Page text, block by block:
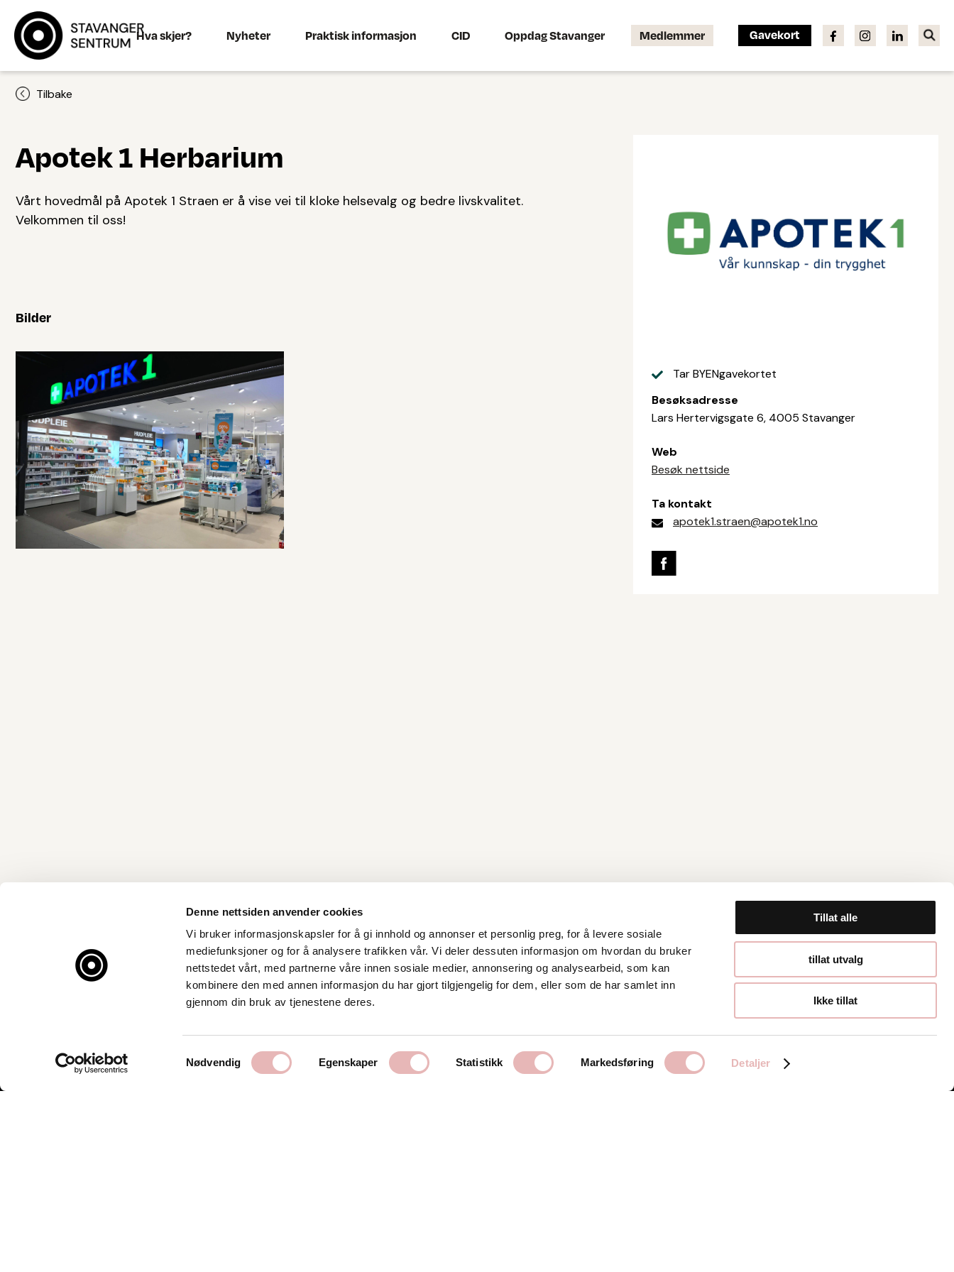
Denne nettsiden anvender cookies
Vi bruker informasjonskapsler for å gi innhold og annonser et personlig preg, for å levere sosiale
mediefunksjoner og for å analysere trafikken vår. Vi deler dessuten informasjon om hvordan du bruker
nettstedet vårt, med partnerne våre innen sosiale medier, annonsering og analysearbeid, som kan
kombinere den med annen informasjon du har gjort tilgjengelig for dem, eller som de har samlet inn
gjennom din bruk av tjenestene deres.
Samtykkevalg
Nødvendig Egenskaper Statistikk Markedsføring Detaljer
Tillat alle
tillat utvalg
Ikke tillat
Hva skjer? Nyheter Praktisk informasjon CID Oppdag Stavanger Medlemmer Gavekort
Tilbake
Apotek 1 Herbarium
Vårt hovedmål på Apotek 1 Straen er å vise vei til kloke helsevalg og bedre livskvalitet.
Velkommen til oss!
Bilder
Tar BYENgavekortet
Besøksadresse
Lars Hertervigsgate 6, 4005 Stavanger
Web
Besøk nettside
Ta kontakt
apotek1.straen@apotek1.no
Kontakt oss
Stavanger Sentrum AS
Østervåg 6
Tlf:51 89 51 51
post@byen.no
Åpningstider
Hverdager 10:00-
Lørdager 10:00-16:00